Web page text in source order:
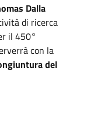
Dalla
di ricerca
il 450°
con la
del